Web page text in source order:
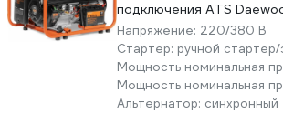
подключения ATS
Напряжение: 220/380 В
Стартер: ручной
Мощность номинальная
Мощность номинальная
Альтернатор: синхронный